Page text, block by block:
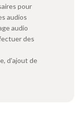
pour
audios
audio
des
d'ajout de